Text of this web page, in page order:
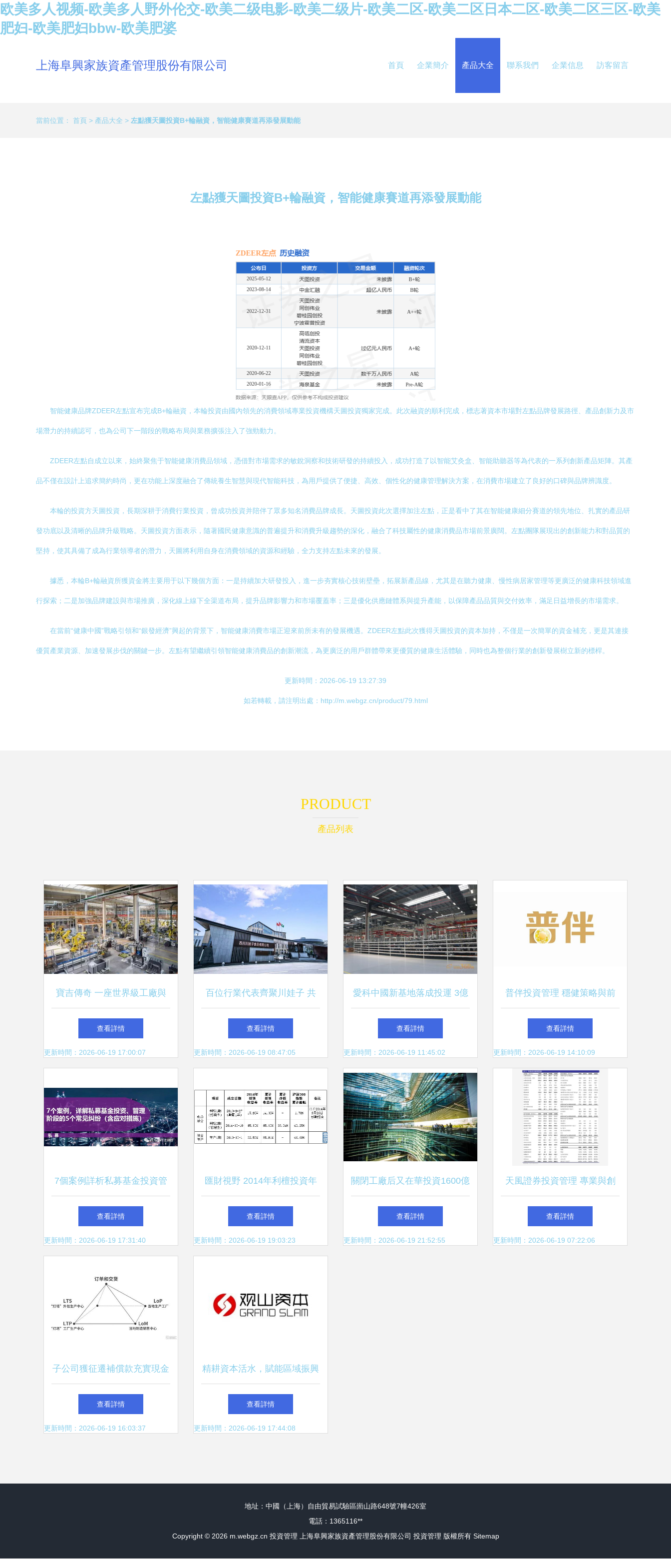
欧美多人视频-欧美多人野外伦交-欧美二级电影-欧美二级片-欧美二区-欧美二区日本二区-欧美二区三区-欧美
肥妇-欧美肥妇bbw-欧美肥婆
上海阜興家族資產管理股份有限公司 首頁 企業簡介 產品大全 聯系我們 企業信息 訪客留言
當前位置： 首頁 > 產品大全 > 左點獲天圖投資B+輪融資，智能健康賽道再添發展動能
左點獲天圖投資B+輪融資，智能健康賽道再添發展動能
智能健康品牌ZDEER左點宣布完成B+輪融資，本輪投資由國內領先的消費領域專業投資機構天圖投資獨家完成。此次融資的順利完成，標志著資本市場對左點品牌發展路徑、產品創新力及市
場潛力的持續認可，也為公司下一階段的戰略布局與業務擴張注入了強勁動力。
ZDEER左點自成立以來，始終聚焦于智能健康消費品領域，憑借對市場需求的敏銳洞察和技術研發的持續投入，成功打造了以智能艾灸盒、智能助聽器等為代表的一系列創新產品矩陣。其產
品不僅在設計上追求簡約時尚，更在功能上深度融合了傳統養生智慧與現代智能科技，為用戶提供了便捷、高效、個性化的健康管理解決方案，在消費市場建立了良好的口碑與品牌辨識度。
本輪的投資方天圖投資，長期深耕于消費行業投資，曾成功投資并陪伴了眾多知名消費品牌成長。天圖投資此次選擇加注左點，正是看中了其在智能健康細分賽道的領先地位、扎實的產品研
發功底以及清晰的品牌升級戰略。天圖投資方面表示，隨著國民健康意識的普遍提升和消費升級趨勢的深化，融合了科技屬性的健康消費品市場前景廣闊。左點團隊展現出的創新能力和對品質的
堅持，使其具備了成為行業領導者的潛力，天圖將利用自身在消費領域的資源和經驗，全力支持左點未來的發展。
據悉，本輪B+輪融資所獲資金將主要用于以下幾個方面：一是持續加大研發投入，進一步夯實核心技術壁壘，拓展新產品線，尤其是在聽力健康、慢性病居家管理等更廣泛的健康科技領域進
行探索；二是加強品牌建設與市場推廣，深化線上線下全渠道布局，提升品牌影響力和市場覆蓋率；三是優化供應鏈體系與提升產能，以保障產品品質與交付效率，滿足日益增長的市場需求。
在當前“健康中國”戰略引領和“銀發經濟”興起的背景下，智能健康消費市場正迎來前所未有的發展機遇。ZDEER左點此次獲得天圖投資的資本加持，不僅是一次簡單的資金補充，更是其連接
優質產業資源、加速發展步伐的關鍵一步。左點有望繼續引領智能健康消費品的創新潮流，為更廣泛的用戶群體帶來更優質的健康生活體驗，同時也為整個行業的創新發展樹立新的標桿。
更新時間：2026-06-19 13:27:39
如若轉載，請注明出處：http://m.webgz.cn/product/79.html
PRODUCT
產品列表
寶吉傳奇 一座世界級工廠與
72億的投資管理密碼
查看詳情
更新時間：2026-06-19 17:00:07
百位行業代表齊聚川娃子 共
話食品智造新味來，明星工廠
引領行業升級
查看詳情
更新時間：2026-06-19 08:47:05
愛科中國新基地落成投運 3億
美元布局中國，投資管理再升
級
查看詳情
更新時間：2026-06-19 11:45:02
普伴投資管理 穩健策略與前
瞻視野并行
查看詳情
更新時間：2026-06-19 14:10:09
7個案例詳析私募基金投資管
理階段5大常見糾紛及應對策
略
查看詳情
更新時間：2026-06-19 17:31:40
匯財視野 2014年利檀投資年
度盤點——私募基金布局與穩
健收益
查看詳情
更新時間：2026-06-19 19:03:23
關閉工廠后又在華投資1600億
能稱霸世界，為何選擇“裝孫
子”？——淺談跨國公司的中
查看詳情
更新時間：2026-06-19 21:52:55
天風證券投資管理 專業與創
新的融合之路
查看詳情
更新時間：2026-06-19 07:22:06
子公司獲征遷補償款充實現金
流 中集車輛高端制造網絡效
用進一步釋放
查看詳情
更新時間：2026-06-19 16:03:37
精耕資本活水，賦能區域振興
——河北觀山投資管理的穩健
踐行之路
查看詳情
更新時間：2026-06-19 17:44:08
地址：中國（上海）自由貿易試驗區崮山路648號7幢426室
電話：1365116**
Copyright © 2026 m.webgz.cn 投資管理 上海阜興家族資產管理股份有限公司 投資管理 版權所有 Sitemap